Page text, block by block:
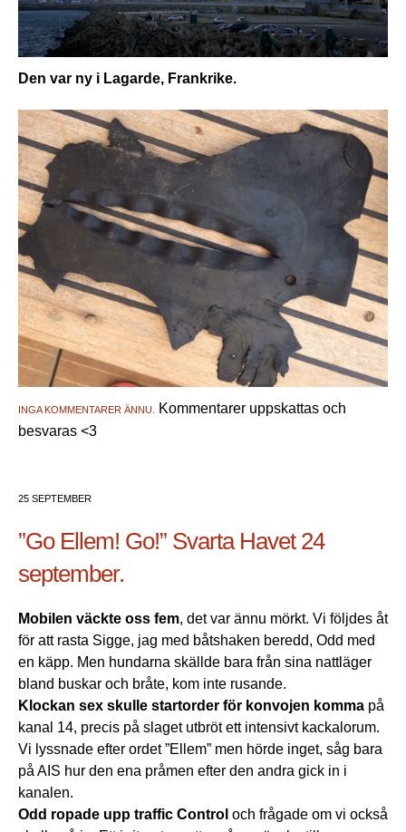
Den var ny i Lagarde, Frankrike.
INGA KOMMENTARER ÄNNU.
Kommentarer uppskattas och
besvaras <3
25 SEPTEMBER
”Go Ellem! Go!” Svarta Havet 24
september.
Mobilen väckte oss fem, det var ännu mörkt. Vi följdes åt
för att rasta Sigge, jag med båtshaken beredd, Odd med
en käpp. Men hundarna skällde bara från sina nattläger
bland buskar och bråte, kom inte rusande.
Klockan sex skulle startorder för konvojen komma på
kanal 14, precis på slaget utbröt ett intensivt kackalorum.
Vi lyssnade efter ordet ”Ellem” men hörde inget, såg bara
på AIS hur den ena pråmen efter den andra gick in i
kanalen.
Odd ropade upp traffic Control och frågade om vi också